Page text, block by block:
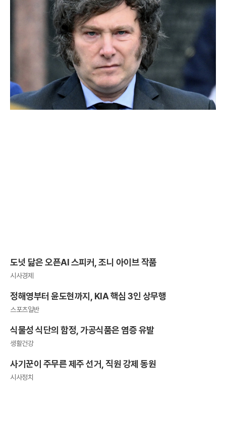
도넛 닮은 오픈AI 스피커, 조니 아이브 작품
시사경제
정해영부터 윤도현까지, KIA 핵심 3인 상무행
스포츠일반
식물성 식단의 함정, 가공식품은 염증 유발
생활건강
사기꾼이 주무른 제주 선거, 직원 강제 동원
시사정치